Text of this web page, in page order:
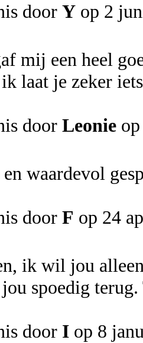
door Y op 2
mij een heel
laat je zeker
door Leonie
waardevol
door F op 24
ik wil jou
spoedig
door I op 8